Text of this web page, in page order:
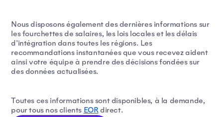
Nous disposons également des dernières informations sur
les fourchettes de salaires, les lois locales et les délais
d'intégration dans toutes les régions. Les
recommandations instantanées que vous recevez aident
ainsi votre équipe à prendre des décisions fondées sur
des données actualisées.
Toutes ces informations sont disponibles, à la demande,
pour tous nos clients EORdirect.